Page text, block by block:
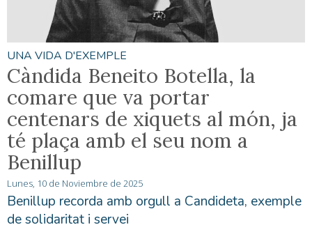
UNA VIDA D'EXEMPLE
Càndida Beneito Botella, la
comare que va portar
centenars de xiquets al món, ja
té plaça amb el seu nom a
Benillup
Lunes, 10 de Noviembre de 2025
Benillup recorda amb orgull a Candideta, exemple
de solidaritat i servei